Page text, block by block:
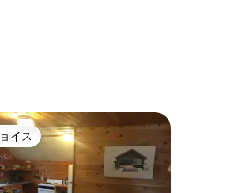
イス
イス